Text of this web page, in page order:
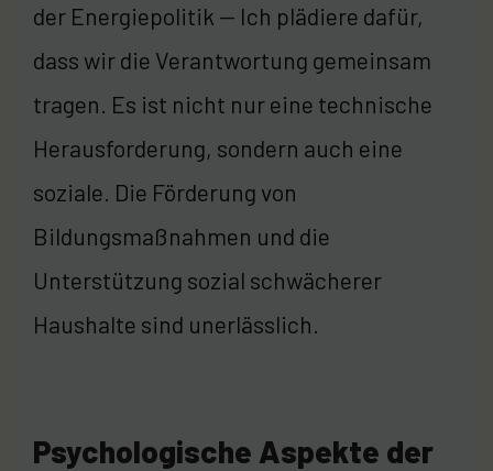
der Energiepolitik — Ich plädiere dafür,
dass wir die Verantwortung gemeinsam
tragen. Es ist nicht nur eine technische
Herausforderung, sondern auch eine
soziale. Die Förderung von
Bildungsmaßnahmen und die
Unterstützung sozial schwächerer
Haushalte sind unerlässlich.
Psychologische Aspekte der